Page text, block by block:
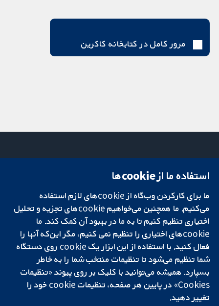
مرور کامل در کتابخانه کاکرین
تحقیقات قابل
اعتماد.
تصمیم‌گیری آگاهانه.
سلامت بهتر.
میدان کاوندیش
لندن
W1G 0AN
بریتانیا
دفتر رسانه‌ای
درباره ما
فرصت‌های
شغلی
Cochrane
Library
شبکه همکاری کاکرین، یک مؤسسه خیریه (شماره 1045921) و یک شرکت با
استفاده ما از cookie‌ها
ما برای کارکردن وب‌گاه از cookie‌های لازم استفاده
می‌کنیم. ما همچنین می‌خواهیم cookie‌های تجزیه و تحلیل
اختیاری تنظیم کنیم تا به ما در بهبود آن کمک کند. ما
cookie‌های اختیاری را تنظیم نمی کنیم، مگر این‌که آنها را
فعال کنید. با استفاده از این ابزار یک cookie‌ روی دستگاه
شما تنظیم می‌شود تا تنظیمات منتخب شما را به خاطر
بسپارد. همیشه می‌توانید با کلیک بر روی پیوند «تنظیمات
Cookies» در پایین هر صفحه، تنظیمات cookie‌ خود را
تغییر دهید.